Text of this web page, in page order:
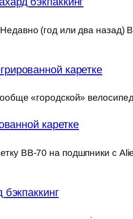
(год или два назад)
каретке
«городской»
каретке
BB-70 на подшпники с